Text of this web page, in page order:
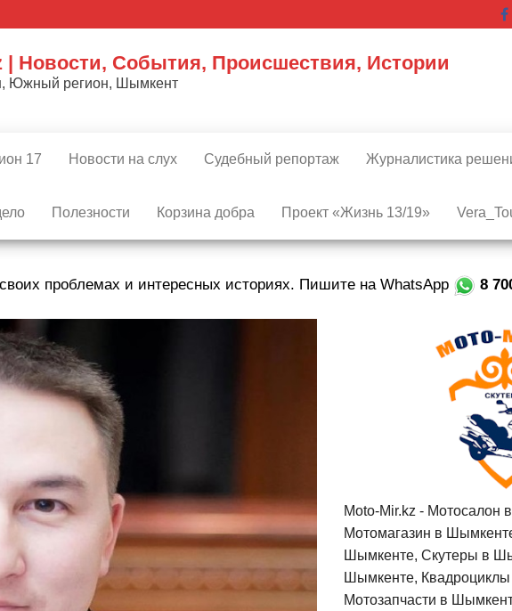
| Новости, События, Происшествия, Истории
Южный регион, Шымкент
17 Новости на слух Судебный репортаж Журналистика
Полезности Корзина добра Проект «Жизнь 13/19»
проблемах и интересных историях. Пишите на WhatsApp 8
Moto-Mir.kz - Мотосалон
Мотомагазин в
Шымкенте, Скутеры в
Шымкенте,
Мотозапчасти в